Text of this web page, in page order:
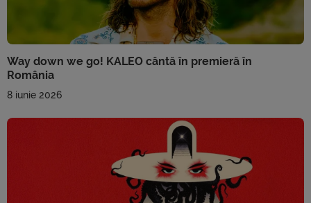
Way down we go! KALEO cântă în premieră în
România
8 iunie 2026